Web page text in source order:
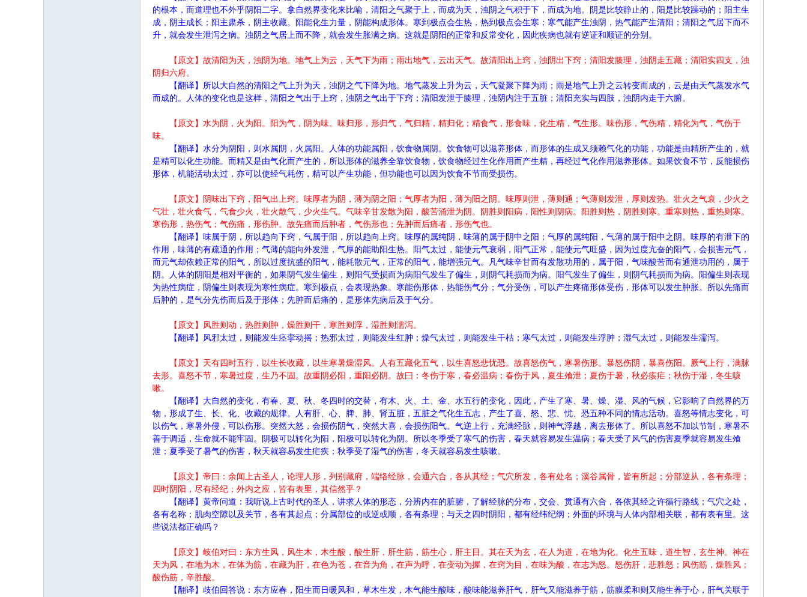
的根本，而道理也不外乎阴阳二字。拿自然界变化来比喻，清阳之气聚于上，而成为天，浊阴之气积于下，而成为地。阴是比较静止的，阳是比较躁动的；阳主生
成，阴主成长；阳主肃杀，阴主收藏。阳能化生力量，阴能构成形体。寒到极点会生热，热到极点会生寒；寒气能产生浊阴，热气能产生清阳；清阳之气居下而不
升，就会发生泄泻之病。浊阴之气居上而不降，就会发生胀满之病。这就是阴阳的正常和反常变化，因此疾病也就有逆证和顺证的分别。
【原文】故清阳为天，浊阴为地。地气上为云，天气下为雨；雨出地气，云出天气。故清阳出上窍，浊阴出下窍；清阳发腠理，浊阴走五藏；清阳实四支，浊
阴归六府。
【翻译】所以大自然的清阳之气上升为天，浊阴之气下降为地。地气蒸发上升为云，天气凝聚下降为雨；雨是地气上升之云转变而成的，云是由天气蒸发水气
而成的。人体的变化也是这样，清阳之气出于上窍，浊阴之气出于下窍；清阳发泄于腠理，浊阴内注于五脏；清阳充实与四肢，浊阴内走于六腑。
【原文】水为阴，火为阳。阳为气，阴为味。味归形，形归气，气归精，精归化；精食气，形食味，化生精，气生形。味伤形，气伤精，精化为气，气伤于
味。
【翻译】水分为阴阳，则水属阴，火属阳。人体的功能属阳，饮食物属阴。饮食物可以滋养形体，而形体的生成又须赖气化的功能，功能是由精所产生的，就
是精可以化生功能。而精又是由气化而产生的，所以形体的滋养全靠饮食物，饮食物经过生化作用而产生精，再经过气化作用滋养形体。如果饮食不节，反能损伤
形体，机能活动太过，亦可以使经气耗伤，精可以产生功能，但功能也可以因为饮食不节而受损伤。
【原文】阴味出下窍，阳气出上窍。味厚者为阴，薄为阴之阳；气厚者为阳，薄为阳之阴。味厚则泄，薄则通；气薄则发泄，厚则发热。壮火之气衰，少火之
气壮，壮火食气，气食少火，壮火散气，少火生气。气味辛甘发散为阳，酸苦涌泄为阴。阴胜则阳病，阳性则阴病。阳胜则热，阴胜则寒。重寒则热，重热则寒。
寒伤形，热伤气；气伤痛，形伤肿。故先痛而后肿者，气伤形也；先肿而后痛者，形伤气也。
【翻译】味属于阴，所以趋向下窍，气属于阳，所以趋向上窍。味厚的属纯阴，味薄的属于阴中之阳；气厚的属纯阳，气薄的属于阳中之阴。味厚的有泄下的
作用，味薄的有疏通的作用；气薄的能向外发泄，气厚的能助阳生热。阳气太过，能使元气衰弱，阳气正常，能使元气旺盛，因为过度亢奋的阳气，会损害元气，
而元气却依赖正常的阳气，所以过度抗盛的阳气，能耗散元气，正常的阳气，能增强元气。凡气味辛甘而有发散功用的，属于阳，气味酸苦而有通泄功用的，属于
阴。人体的阴阳是相对平衡的，如果阴气发生偏生，则阳气受损而为病阳气发生了偏生，则阴气耗损而为病。阳气发生了偏生，则阴气耗损而为病。阳偏生则表现
为热性病症，阴偏生则表现为寒性病症。寒到极点，会表现热象。寒能伤形体，热能伤气分；气分受伤，可以产生疼痛形体受伤，形体可以发生肿胀。所以先痛而
后肿的，是气分先伤而后及于形体；先肿而后痛的，是形体先病后及于气分。
【原文】风胜则动，热胜则肿，燥胜则干，寒胜则浮，湿胜则濡泻。
【翻译】风邪太过，则能发生痉挛动摇；热邪太过，则能发生红肿；燥气太过，则能发生干枯；寒气太过，则能发生浮肿；湿气太过，则能发生濡泻。
【原文】天有四时五行，以生长收藏，以生寒暑燥湿风。人有五藏化五气，以生喜怒悲忧恐。故喜怒伤气，寒暑伤形。暴怒伤阴，暴喜伤阳。厥气上行，满脉
去形。喜怒不节，寒暑过度，生乃不固。故重阴必阳，重阳必阴。故曰：冬伤于寒，春必温病；春伤于风，夏生飧泄；夏伤于暑，秋必痎疟；秋伤于湿，冬生咳
嗽。
【翻译】大自然的变化，有春、夏、秋、冬四时的交替，有木、火、土、金、水五行的变化，因此，产生了寒、暑、燥、湿、风的气候，它影响了自然界的万
物，形成了生、长、化、收藏的规律。人有肝、心、脾、肺、肾五脏，五脏之气化生五志，产生了喜、怒、悲、忧、恐五种不同的情志活动。喜怒等情志变化，可
以伤气，寒暑外侵，可以伤形。突然大怒，会损伤阴气，突然大喜，会损伤阳气。气逆上行，充满经脉，则神气浮越，离去形体了。所以喜怒不加以节制，寒暑不
善于调适，生命就不能牢固。阴极可以转化为阳，阳极可以转化为阴。所以冬季受了寒气的伤害，春天就容易发生温病；春天受了风气的伤害夏季就容易发生飧
泄；夏季受了暑气的伤害，秋天就容易发生疟疾；秋季受了湿气的伤害，冬天就容易发生咳嗽。
【原文】帝曰：余闻上古圣人，论理人形，列别藏府，端络经脉，会通六合，各从其经；气穴所发，各有处名；溪谷属骨，皆有所起；分部逆从，各有条理；
四时阴阳，尽有经纪；外内之应，皆有表里，其信然乎？
【翻译】黄帝问道：我听说上古时代的圣人，讲求人体的形态，分辨内在的脏腑，了解经脉的分布，交会、贯通有六合，各依其经之许循行路线；气穴之处，
各有名称；肌肉空隙以及关节，各有其起点；分属部位的或逆或顺，各有条理；与天之四时阴阳，都有经纬纪纲；外面的环境与人体内部相关联，都有表有里。这
些说法都正确吗？
【原文】岐伯对曰：东方生风，风生木，木生酸，酸生肝，肝生筋，筋生心，肝主目。其在天为玄，在人为道，在地为化。化生五味，道生智，玄生神。神在
天为风，在地为木，在体为筋，在藏为肝，在色为苍，在音为角，在声为呼，在变动为握，在窍为目，在味为酸，在志为怒。怒伤肝，悲胜怒；风伤筋，燥胜风；
酸伤筋，辛胜酸。
【翻译】歧伯回答说：东方应春，阳生而日暖风和，草木生发，木气能生酸味，酸味能滋养肝气，肝气又能滋养于筋，筋膜柔和则又能生养于心，肝气关联于